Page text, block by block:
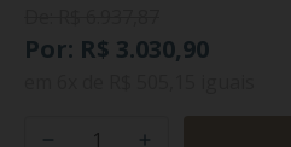
Por: R$ 3.030,90